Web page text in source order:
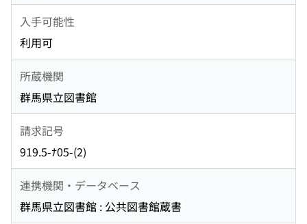
入手可能性
利用可
所蔵機関
群馬県立図書館
請求記号
919.5-ﾅ05-(2)
連携機関・データベース
群馬県立図書館 : 公共図書館蔵書